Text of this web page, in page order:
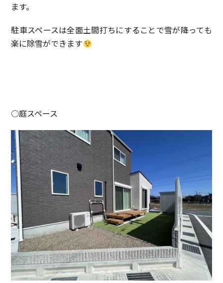
ます。
駐車スペースは全面土間打ちにすることで雪が降っても
楽に除雪ができます
○庭スペース